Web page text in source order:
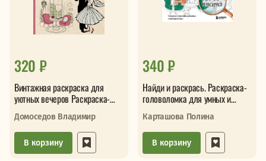
320 ₽
Винтажная раскраска для
уютных вечеров Раскраска-
антистресс
Домоседов Владимир
В корзину
340 ₽
Найди и раскрась. Раскраска-
головоломка для умных и
наблюдательных
Карташова Полина
В корзину